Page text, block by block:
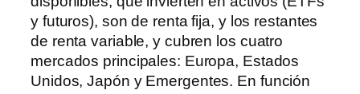
y futuros), son de renta fija, y los restantes
de renta variable, y cubren los cuatro
mercados principales: Europa, Estados
Unidos, Japón y Emergentes. En función